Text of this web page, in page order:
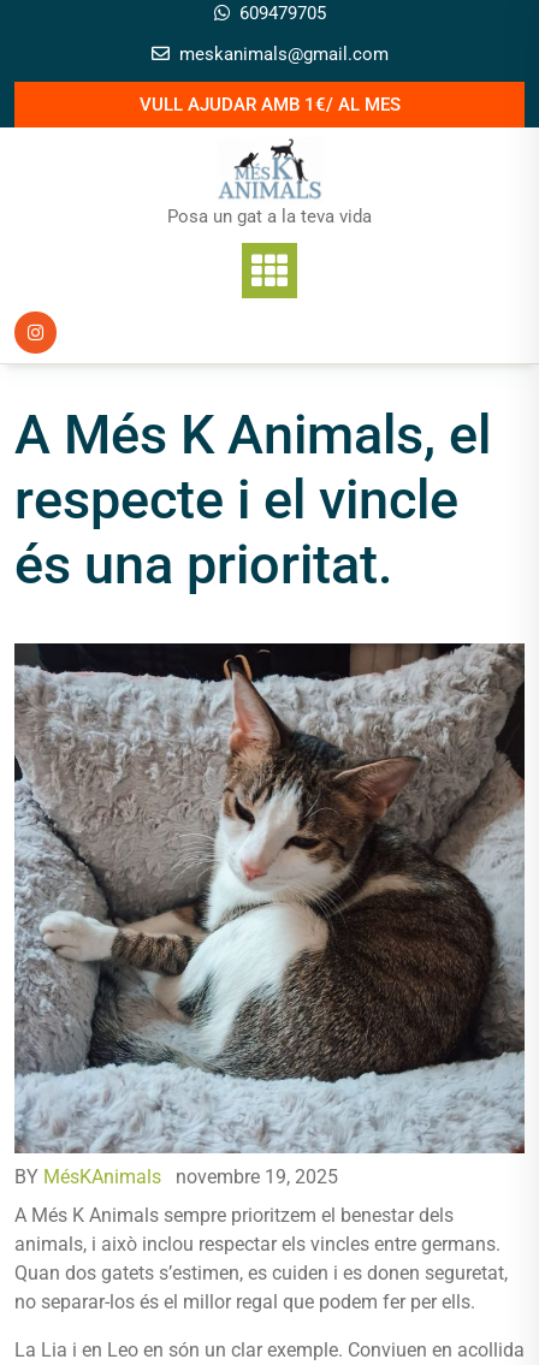
609479705
meskanimals@gmail.com
VULL AJUDAR AMB 1€/ AL MES
Posa un gat a la teva vida
A Més K Animals, el
respecte i el vincle
és una prioritat.
BY MésKAnimals
novembre 19, 2025
A Més K Animals sempre prioritzem el benestar dels
animals, i això inclou respectar els vincles entre germans.
Quan dos gatets s’estimen, es cuiden i es donen seguretat,
no separar-los és el millor regal que podem fer per ells.
La Lia i en Leo en són un clar exemple. Conviuen en acollida